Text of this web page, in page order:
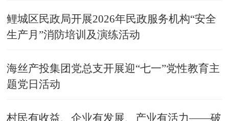
鲤城区民政局开展2026年民政服务机构“安全
生产月”消防培训及演练活动
海丝产投集团党总支开展迎“七一”党性教育主
题党日活动
村民有收益、企业有发展、产业有活力——破